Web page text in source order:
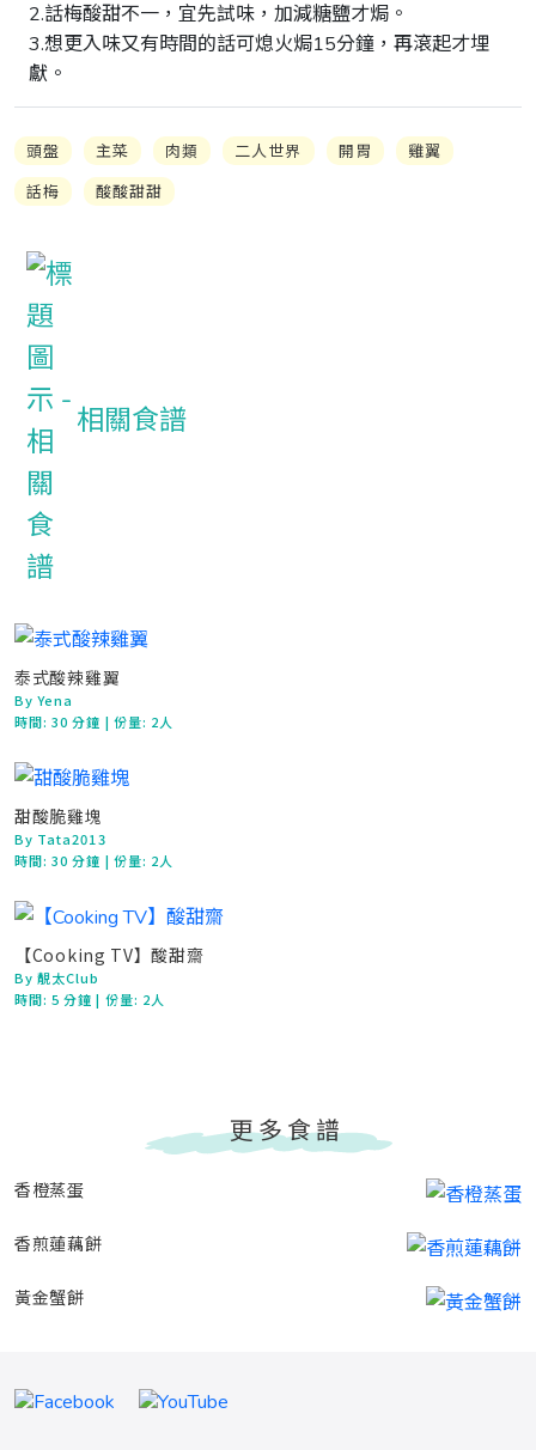
2.話梅酸甜不一，宜先試味，加減糖鹽才焗。
3.想更入味又有時間的話可熄火焗15分鐘，再滾起才埋
獻。
頭盤 主菜 肉類 二人世界 開胃
雞翼
話梅
酸酸甜甜
相關食譜
泰式酸辣雞翼
By Yena
時間:30 分鐘 | 份量: 2人
甜酸脆雞塊
By Tata2013
時間:30 分鐘 | 份量: 2人
【Cooking TV】酸甜齋
By 靚太Club
時間:5 分鐘| 份量: 2人
更多食譜
香橙蒸蛋
香煎蓮藕餅
黃金蟹餅